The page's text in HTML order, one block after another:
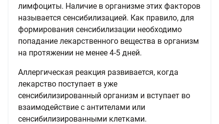
лимфоциты. Наличие в организме этих факторов
называется сенсибилизацией. Как правило, для
формирования сенсибилизации необходимо
попадание лекарственного вещества в организм
на протяжении не менее 4-5 дней.
Аллергическая реакция развивается, когда
лекарство поступает в уже
сенсибилизированный организм и вступает во
взаимодействие с антителами или
сенсибилизированными клетками.